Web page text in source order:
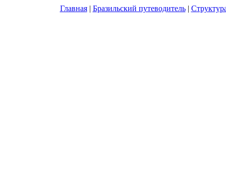
Главная| Бразильский путеводитель|